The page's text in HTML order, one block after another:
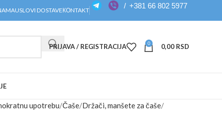
USLOVI DOSTAVEКОNTAKT
/ +381 66 802 5977
PRIJAVA / REGISTRACIJA 0 0,00 RSD
upotrebu Čaše Držači, manšete za čaše